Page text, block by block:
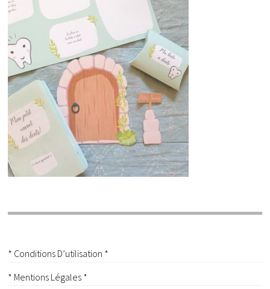
* Conditions D’utilisation *
* Mentions Légales *